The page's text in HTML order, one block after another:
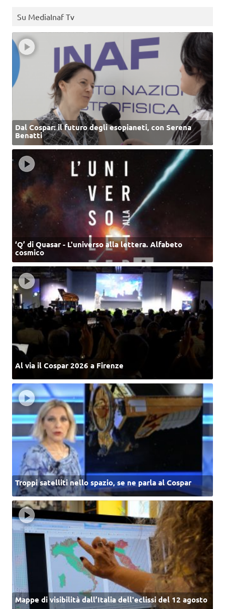
Su MediaInaf Tv
Dal Cospar: il futuro degli esopianeti, con Serena
Benatti
‘Q’ di Quasar - L'universo alla lettera. Alfabeto
cosmico
Al via il Cospar 2026 a Firenze
Troppi satelliti nello spazio, se ne parla al Cospar
Mappe di visibilità dall’Italia dell'eclissi del 12 agosto